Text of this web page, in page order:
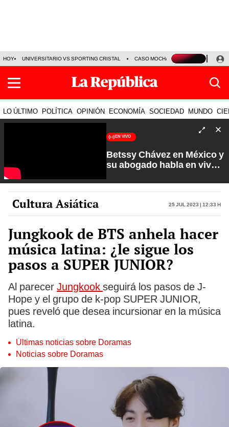
HOY UNIVERSITARIO VS SPORTING CRISTAL CASO MOCHASUELDOS
LO ÚLTIMO POLÍTICA OPINIÓN ECONOMÍA SOCIEDAD MUNDO
EN VIVO
Betssy Chávez en México y
su abogado habla en vivo |
Carlos Cornejo
Cultura Asiática 25 Jul 2023 | 12:33 h
Jungkook de BTS anhela hacer
música latina: ¿le sigue los
pasos a SUPER JUNIOR?
Al parecer Jungkook seguirá los pasos de J-
Hope y el grupo de k-pop SUPER JUNIOR,
pues reveló que desea incursionar en la música
latina.
Últimas noticias sobre Doramas
Noticias sobre Doramas